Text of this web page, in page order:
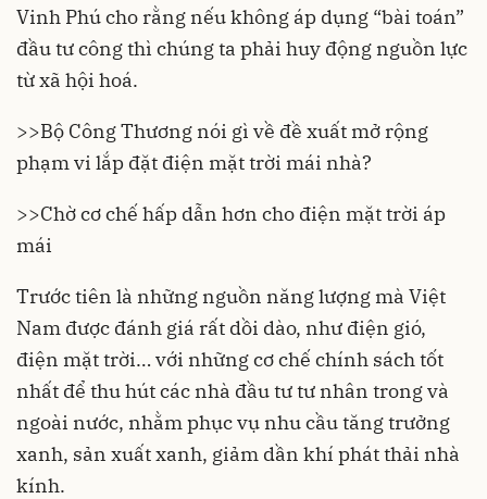
Vinh Phú cho rằng nếu không áp dụng “bài toán”
đầu tư công thì chúng ta phải huy động nguồn lực
từ xã hội hoá.
>>Bộ Công Thương nói gì về đề xuất mở rộng
phạm vi lắp đặt điện mặt trời mái nhà?
>>Chờ cơ chế hấp dẫn hơn cho điện mặt trời áp
mái
Trước tiên là những nguồn năng lượng mà Việt
Nam được đánh giá rất dồi dào, như điện gió,
điện mặt trời… với những cơ chế chính sách tốt
nhất để thu hút các nhà đầu tư tư nhân trong và
ngoài nước, nhằm phục vụ nhu cầu tăng trưởng
xanh, sản xuất xanh, giảm dần khí phát thải nhà
kính.